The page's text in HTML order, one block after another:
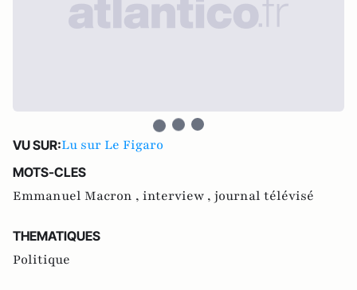
VU SUR:Lu sur Le Figaro
MOTS-CLES
Emmanuel Macron , interview , journal télévisé
THEMATIQUES
Politique